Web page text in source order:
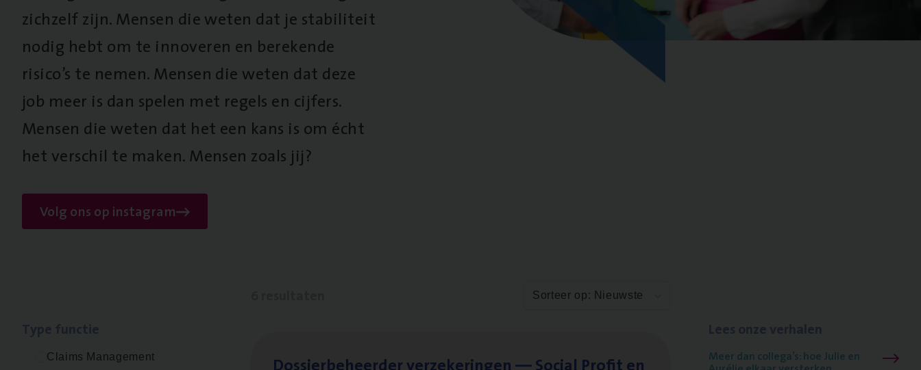
zichzelf zijn. Mensen die weten dat je stabiliteit
nodig hebt om te innoveren en berekende
risico’s te nemen. Mensen die weten dat deze
job meer is dan spelen met regels en cijfers.
Mensen die weten dat het een kans is om écht
het verschil te maken. Mensen zoals jij?
Volg ons op instagram
Claims Management
Sorteer op: Nieuwste
Meer dan collega’s: hoe Julie en